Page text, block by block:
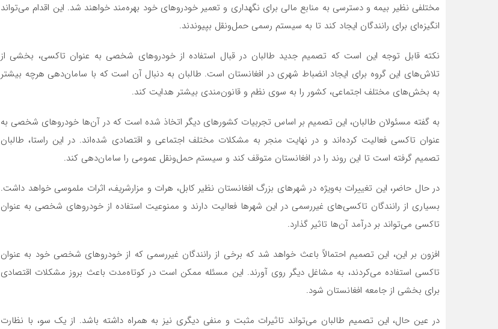
مختلفی نظیر بیمه و دسترسی به منابع مالی برای نگهداری و تعمیر خودروهای خود بهره‌مند خواهند شد. این اقدام می‌تواند
انگیزه‌ای برای رانندگان ایجاد کند تا به سیستم رسمی حمل‌ونقل بپیوندند.
نکته قابل توجه این است که تصمیم جدید طالبان در قبال استفاده از خودروهای شخصی به عنوان تاکسی، بخشی از
تلاش‌های این گروه برای ایجاد انضباط شهری در افغانستان است. طالبان به دنبال آن است که با سامان‌دهی هرچه بیشتر
به بخش‌های مختلف اجتماعی، کشور را به سوی نظم و قانون‌مندی بیشتر هدایت کند.
به گفته مسئولان طالبان، این تصمیم بر اساس تجربیات کشورهای دیگر اتخاذ شده است که در آن‌ها خودروهای شخصی به
عنوان تاکسی فعالیت کرده‌اند و در نهایت منجر به مشکلات مختلف اجتماعی و اقتصادی شده‌اند. در این راستا، طالبان
تصمیم گرفته است تا این روند را در افغانستان متوقف کند و سیستم حمل‌ونقل عمومی را سامان‌دهی کند.
در حال حاضر، این تغییرات به‌ویژه در شهرهای بزرگ افغانستان نظیر کابل، هرات و مزارشریف، اثرات ملموسی خواهد داشت.
بسیاری از رانندگان تاکسی‌های غیررسمی در این شهرها فعالیت دارند و ممنوعیت استفاده از خودروهای شخصی به عنوان
تاکسی می‌تواند بر درآمد آن‌ها تاثیر گذارد.
افزون بر این، این تصمیم احتمالاً باعث خواهد شد که برخی از رانندگان غیررسمی که از خودروهای شخصی خود به عنوان
تاکسی استفاده می‌کردند، به مشاغل دیگر روی آورند. این مسئله ممکن است در کوتاه‌مدت باعث بروز مشکلات اقتصادی
برای بخشی از جامعه افغانستان شود.
در عین حال، این تصمیم طالبان می‌تواند تاثیرات مثبت و منفی دیگری نیز به همراه داشته باشد. از یک سو، با نظارت